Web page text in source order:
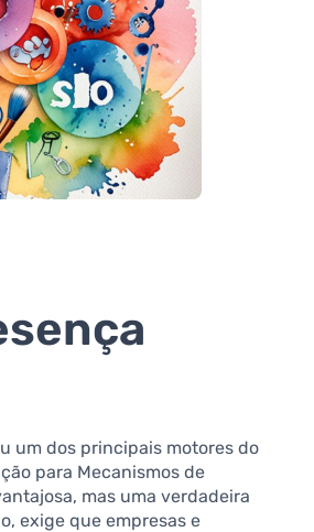
um dos principais motores do
para Mecanismos de
mas uma verdadeira
exige que empresas e